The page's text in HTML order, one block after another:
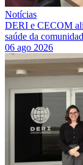
Notícias
DERI e CECOM
saúde da
06 ago 2026